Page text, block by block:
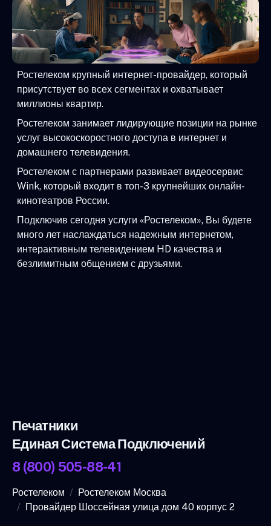
Ростелеком крупный интернет-провайдер, который
присутствует во всех сегментах и охватывает
миллионы квартир.
Ростелеком занимает лидирующие позиции на рынке
услуг высокоскоростного доступа в интернет и
домашнего телевидения.
Ростелеком с партнерами развивает видеосервис
Wink, который входит в топ-3 крупнейших онлайн-
кинотеатров России.
Подключив сегодня услуги «Ростелеком», Вы будете
много лет наслаждаться надежным интернетом,
интерактивным телевидением HD качества и
безлимитным общением с друзьями.
Печатники
Единая Система Подключений
8 (800) 505-88-41
Ростелеком
Ростелеком Москва
Провайдер Шоссейная улица дом 40 корпус 2